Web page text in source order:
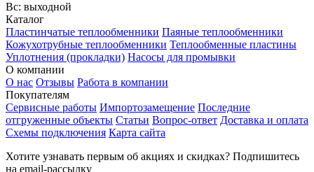
Вс: выходной
Каталог
Пластинчатые теплообменники Паяные теплообменники
Кожухотрубные теплообменники Теплообменные пластины
Уплотнения (прокладки) Насосы для промывки
О компании
О нас Отзывы Работа в компании
Покупателям
Сервисные работы Импортозамещение Последние
отгруженные объекты Статьи Вопрос-ответ Доставка и оплата
Схемы подключения Карта сайта
Хотите узнавать первым об акциях и скидках? Подпишитесь
на email-рассылку